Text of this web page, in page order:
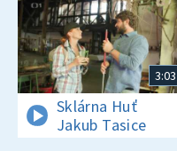
3:03
Sklárna Huť
Jakub Tasice